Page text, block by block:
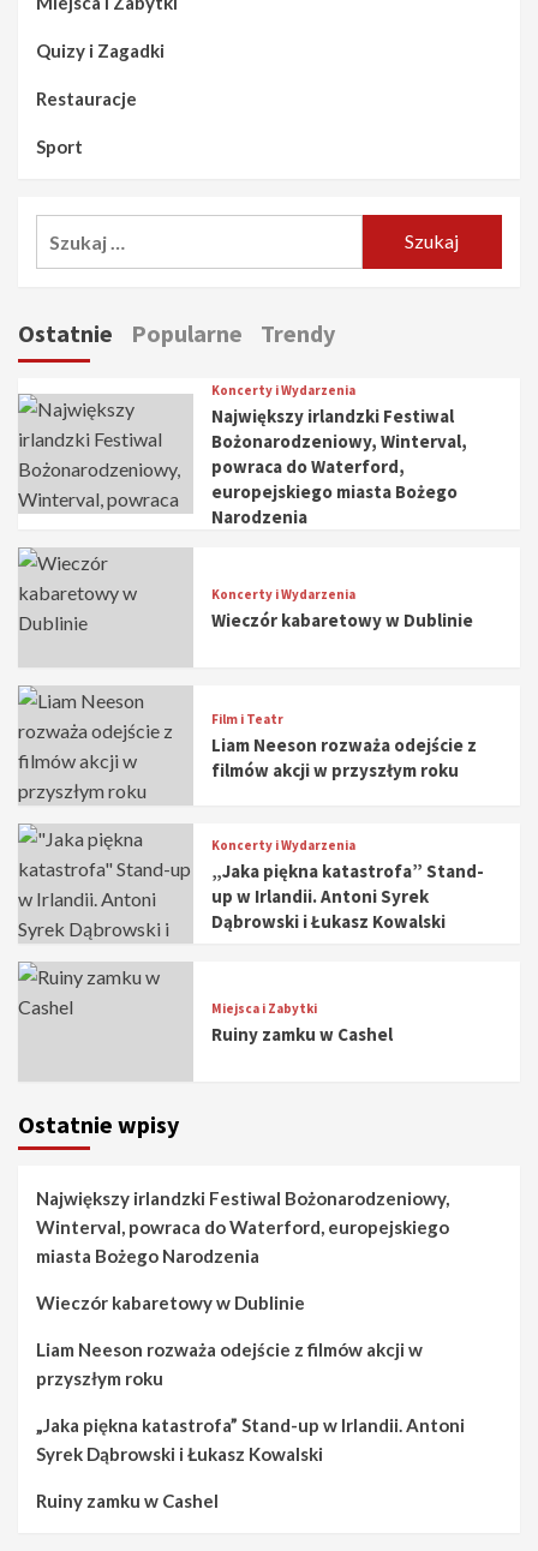
Quizy i Zagadki
Restauracje
Sport
Ostatnie Popularne Trendy
Koncerty i Wydarzenia
Największy irlandzki Festiwal
Bożonarodzeniowy, Winterval,
powraca do Waterford,
europejskiego miasta Bożego
Narodzenia
Koncerty i Wydarzenia
Wieczór kabaretowy w Dublinie
Film i Teatr
Liam Neeson rozważa odejście z
filmów akcji w przyszłym roku
Koncerty i Wydarzenia
„Jaka piękna katastrofa” Stand-
up w Irlandii. Antoni Syrek
Dąbrowski i Łukasz Kowalski
Miejsca i Zabytki
Ruiny zamku w Cashel
Ostatnie wpisy
Największy irlandzki Festiwal Bożonarodzeniowy,
Winterval, powraca do Waterford, europejskiego
miasta Bożego Narodzenia
Wieczór kabaretowy w Dublinie
Liam Neeson rozważa odejście z filmów akcji w
przyszłym roku
„Jaka piękna katastrofa” Stand-up w Irlandii. Antoni
Syrek Dąbrowski i Łukasz Kowalski
Ruiny zamku w Cashel